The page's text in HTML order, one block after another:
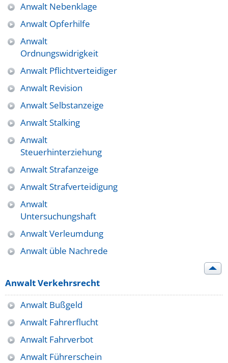
Anwalt Nebenklage
Anwalt Opferhilfe
Anwalt
Ordnungswidrigkeit
Anwalt Pflichtverteidiger
Anwalt Revision
Anwalt Selbstanzeige
Anwalt Stalking
Anwalt
Steuerhinterziehung
Anwalt Strafanzeige
Anwalt Strafverteidigung
Anwalt
Untersuchungshaft
Anwalt Verleumdung
Anwalt üble Nachrede
Anwalt Verkehrsrecht
Anwalt Bußgeld
Anwalt Fahrerflucht
Anwalt Fahrverbot
Anwalt Führerschein